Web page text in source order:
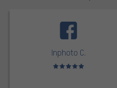
Inphoto C.
Valoración media: 5 de 5